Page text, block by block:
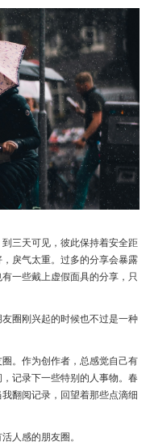
三天可见，彼此保持着安全距
戾气太重。过多的分享会暴露
一些戴上虚假面具的分享，只
圈刚兴起的时候也不过是一种
。作为创作者，总感觉自己有
记录下一些特别的人事物。春
翻阅记录，回望着那些点滴细
人感的朋友圈。